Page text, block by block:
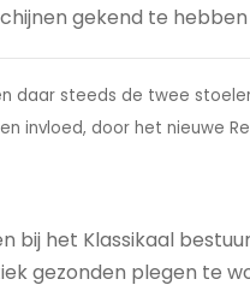
gekend te
daar steeds de twee
invloed, door het nieuwe
het Klassikaal
gezonden plegen te